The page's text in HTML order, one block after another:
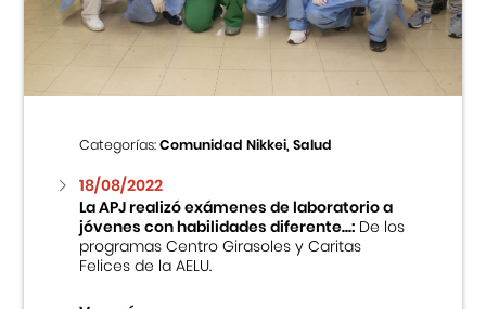
Categorías:Comunidad Nikkei, Salud
18/08/2022
La APJ realizó exámenes de laboratorio a
jóvenes con habilidades diferente...:De los
programas Centro Girasoles y Caritas
Felices de la AELU.